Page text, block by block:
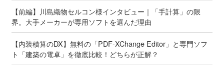
【前編】川島織物セルコン様インタビュー｜「手計算」の限
界。大手メーカーが専用ソフトを選んだ理由
【内装積算のDX】無料の「PDF-XChange Editor」と専門ソフ
ト「建築の電卓」を徹底比較！どちらが正解？